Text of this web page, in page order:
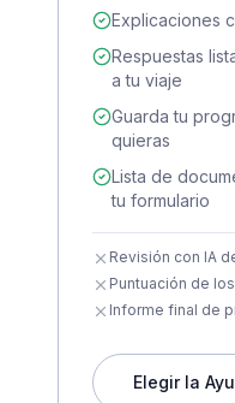
Explicaciones
Respuestas
a tu viaje
Guarda tu
quieras
Lista de
tu formulario
Revisión con IA
Puntuación de
Informe final de
Elegir la